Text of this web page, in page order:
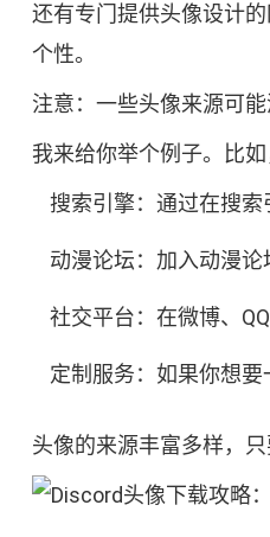
还有专门提供头像设计
个性。
注意：一些头像来源可
我来给你举个例子。比
搜索引擎：通过在搜索
动漫论坛：加入动漫论
社交平台：在微博、
定制服务：如果你想要
头像的来源丰富多样，